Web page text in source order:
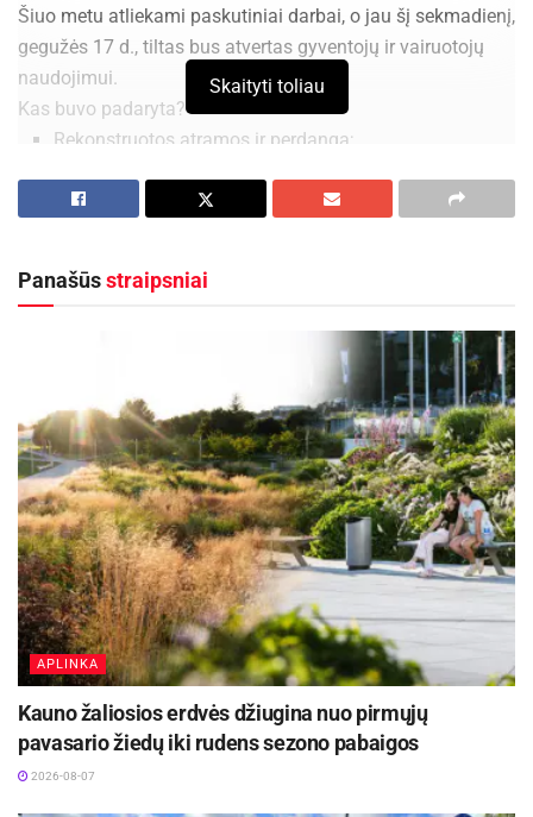
Šiuo metu atliekami paskutiniai darbai, o jau šį sekmadienį,
gegužės 17 d., tiltas bus atvertas gyventojų ir vairuotojų
naudojimui.
Kas buvo padaryta?
Rekonstruotos atramos ir perdanga;
Įrengta nauja asfalto danga bei apšvietimas;
Tiltas pritaikytas ne tik automobiliams, bet ir
Tarptautinis vargonų muzikos festivalis „Cantus
organi“ kviečia į išskirtinį koncertą Kėdainiuose!
2026-08-09
Ignalinos rajone, Lukošiškės sentikių religinė
bendruomenė rūpinasi cerkvės išsaugojimu
2026-08-08
Skaityti toliau
Panašūsstraipsniai
APLINKA
Kauno žaliosios erdvės džiugina nuo pirmųjų
pavasario žiedų iki rudens sezono pabaigos
2026-08-07